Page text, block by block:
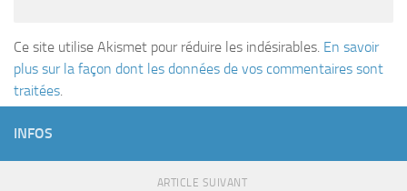
Ce site utilise Akismet pour réduire les indésirables. En savoir
plus sur la façon dont les données de vos commentaires sont
traitées.
INFOS
ARTICLE SUIVANT